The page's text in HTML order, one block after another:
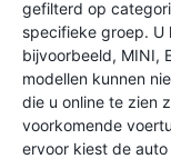
gefilterd op
specifieke groep. U
bijvoorbeeld, MINI,
modellen kunnen
die u online te zien
voorkomende
ervoor kiest de